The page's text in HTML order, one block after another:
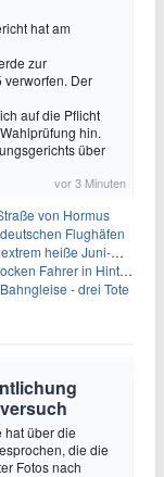
hat am
zur
verworfen. Der
auf die Pflicht
hin.
über
vor 3 Minuten
von Hormus
Flughäfen
heiße Juni-Woche
Fahrer in Hinterhalt
- drei Tote
hat über die
die die
Fotos nach